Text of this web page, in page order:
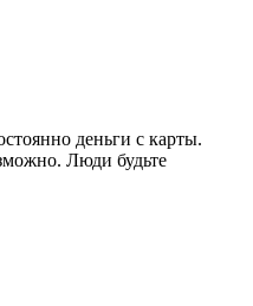
деньги с карты.
Люди будьте